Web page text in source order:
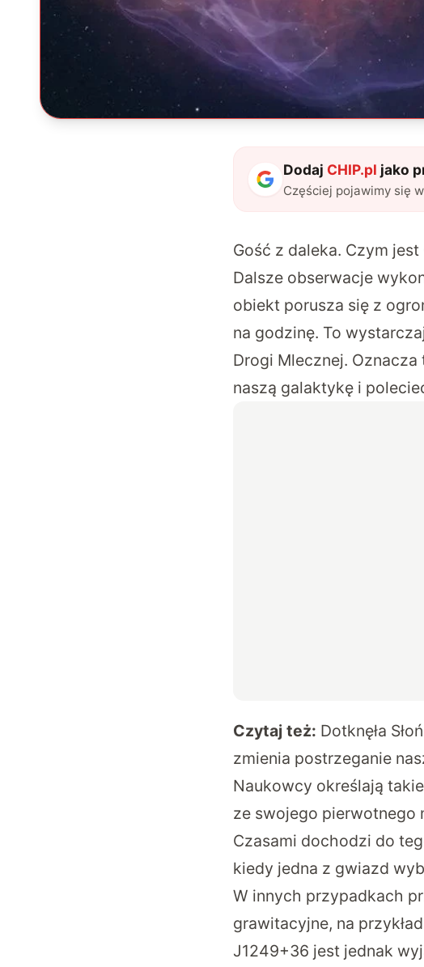
Dodaj CHIP.pl jako
Częściej pojawimy się
Gość z daleka. Czym
Dalsze obserwacje
obiekt porusza się z
na godzinę. To
Drogi Mlecznej.
naszą galaktykę i
Czytaj też: Dotknęła
zmienia postrzeganie
Naukowcy określają
ze swojego pierwotnego
Czasami dochodzi do
kiedy jedna z gwiazd
W innych przypadkach
grawitacyjne, na
J1249+36 jest jednak